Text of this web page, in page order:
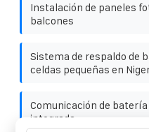
Instalación de paneles
balcones
Sistema de respaldo de
celdas pequeñas en
Comunicación de
integrada